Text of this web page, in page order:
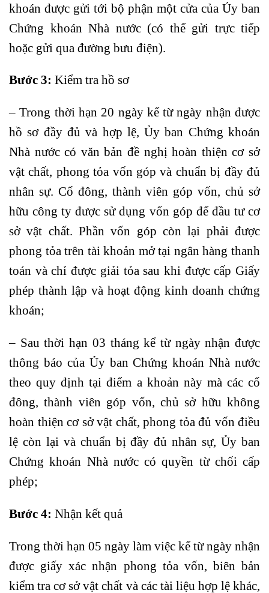
khoán được gửi tới bộ phận một cửa của Ủy ban
Chứng khoán Nhà nước (có thể gửi trực tiếp
hoặc gửi qua đường bưu điện).
Bước 3: Kiểm tra hồ sơ
– Trong thời hạn 20 ngày kể từ ngày nhận được
hồ sơ đầy đủ và hợp lệ, Ủy ban Chứng khoán
Nhà nước có văn bản đề nghị hoàn thiện cơ sở
vật chất, phong tỏa vốn góp và chuẩn bị đầy đủ
nhân sự. Cổ đông, thành viên góp vốn, chủ sở
hữu công ty được sử dụng vốn góp để đầu tư cơ
sở vật chất. Phần vốn góp còn lại phải được
phong tỏa trên tài khoản mở tại ngân hàng thanh
toán và chỉ được giải tỏa sau khi được cấp Giấy
phép thành lập và hoạt động kinh doanh chứng
khoán;
– Sau thời hạn 03 tháng kể từ ngày nhận được
thông báo của Ủy ban Chứng khoán Nhà nước
theo quy định tại điểm a khoản này mà các cổ
đông, thành viên góp vốn, chủ sở hữu không
hoàn thiện cơ sở vật chất, phong tỏa đủ vốn điều
lệ còn lại và chuẩn bị đầy đủ nhân sự, Ủy ban
Chứng khoán Nhà nước có quyền từ chối cấp
phép;
Bước 4: Nhận kết quả
Trong thời hạn 05 ngày làm việc kể từ ngày nhận
được giấy xác nhận phong tỏa vốn, biên bản
kiểm tra cơ sở vật chất và các tài liệu hợp lệ khác,